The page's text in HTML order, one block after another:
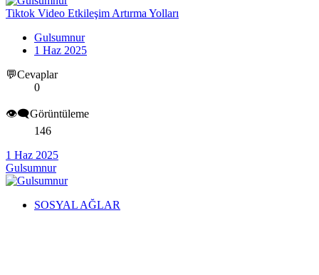
Tiktok Video Etkileşim Artırma Yolları
Gulsumnur
1 Haz 2025
💬Cevaplar
0
👁️‍🗨️Görüntüleme
146
1 Haz 2025
Gulsumnur
SOSYAL AĞLAR